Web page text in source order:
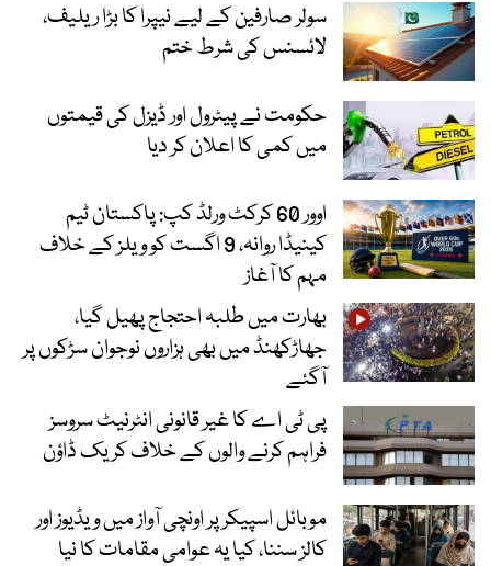
سولر صارفین کے لیے نیپرا کا بڑا ریلیف،
لائسنس کی شرط ختم
حکومت نے پیٹرول اور ڈیزل کی قیمتوں
میں کمی کا اعلان کر دیا
اوور 60 کرکٹ ورلڈ کپ: پاکستان ٹیم
کینیڈا روانہ، 9 اگست کو ویلز کے خلاف
مہم کا آغاز
بھارت میں طلبہ احتجاج پھیل گیا،
جھاڑکھنڈ میں بھی ہزاروں نوجوان سڑکوں پر
آگئے
پی ٹی اے کا غیر قانونی انٹرنیٹ سروسز
فراہم کرنے والوں کے خلاف کریک ڈاؤن
موبائل اسپیکر پر اونچی آواز میں ویڈیوز اور
کالز سننا، کیا یہ عوامی مقامات کا نیا